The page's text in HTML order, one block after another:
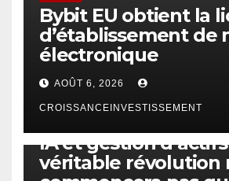
Bybit EU obtient la
d’établissement de
électronique
AOÛT 6, 2026
CROISSANCEINVESTISSEMENT
IA et gestion
véritable révolution